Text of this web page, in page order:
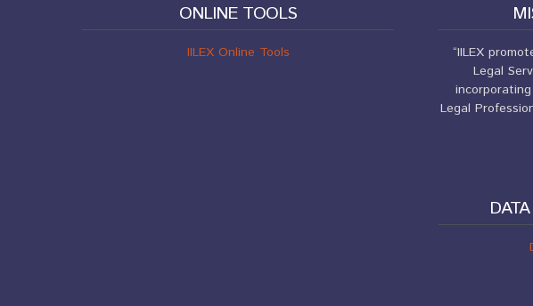
ONLINE TOOLS
IILEX Online Tools
“IILEX
Legal
Legal